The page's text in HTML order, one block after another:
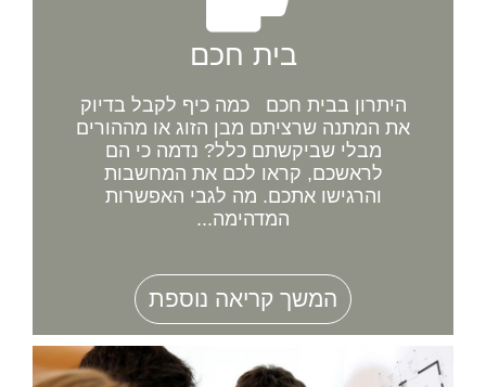
בית חכם
היתרון בבית חכם כמה כיף לקבל בדיוק
את המתנה שרציתם מבן הזוג או מההורים
מבלי שביקשתם כלל? נדמה כי הם
לראשכם, קראו לכם את המחשבות
והרגישו אתכם. מה לגבי האפשרות
המדהימה...
המשך קריאה נוספת